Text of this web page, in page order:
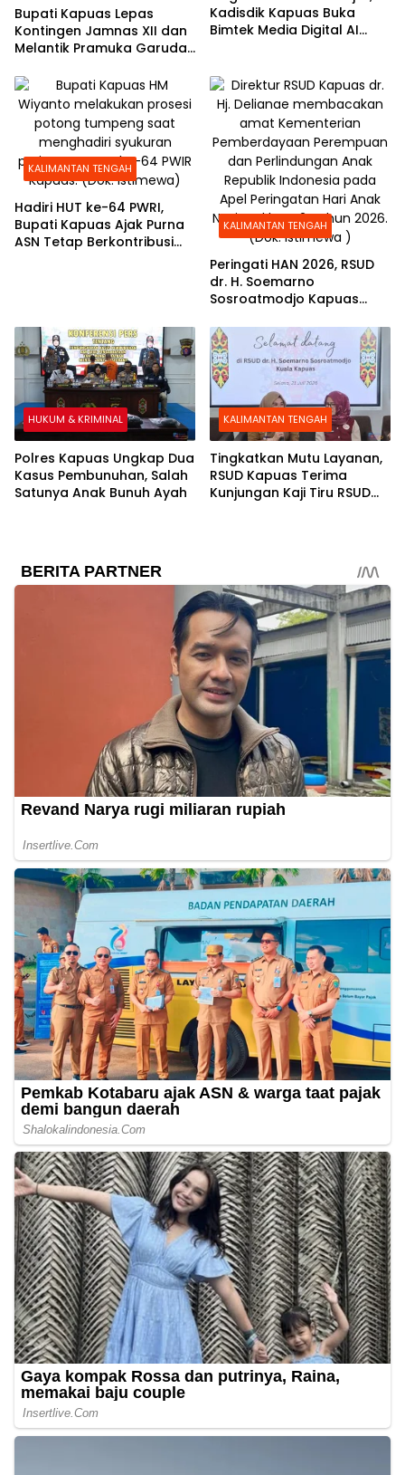
Bupati Kapuas Lepas
Kontingen Jamnas XII dan
Melantik Pramuka Garuda
Kadisdik Kapuas Buka
Bimtek Media Digital AI
KALIMANTAN TENGAH
Hadiri HUT ke-64 PWRI,
Bupati Kapuas Ajak Purna
ASN Tetap Berkontribusi
KALIMANTAN TENGAH
Peringati HAN 2026, RSUD
dr. H. Soemarno
Sosroatmodjo Kapuas
HUKUM & KRIMINAL
Polres Kapuas Ungkap Dua
Kasus Pembunuhan, Salah
Satunya Anak Bunuh Ayah
KALIMANTAN TENGAH
Tingkatkan Mutu Layanan,
RSUD Kapuas Terima
Kunjungan Kaji Tiru RSUD